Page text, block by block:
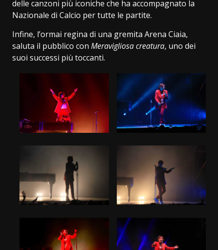
delle canzoni più iconiche che ha accompagnato la
Nazionale di Calcio per tutte le partite.
Infine, l’ormai regina di una gremita Arena Ciaia,
saluta il pubblico con Meravigliosa creatura, uno dei
suoi successi più toccanti.